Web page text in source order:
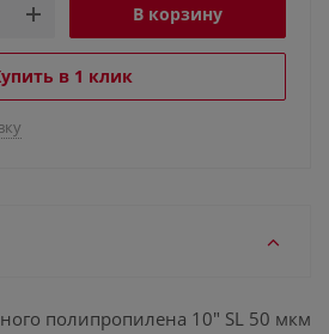
В корзину
в 1 клик
полипропилена 10" SL 50 мкм